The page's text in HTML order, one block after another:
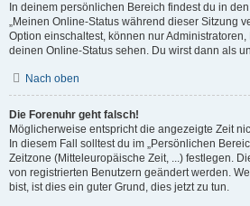
In deinem persönlichen Bereich findest du in
„Meinen Online-Status während dieser Sitzung
Option einschaltest, können nur
deinen Online-Status sehen. Du wirst dann als
Nach oben
Die Forenuhr geht falsch!
Möglicherweise entspricht die angezeigte Zeit
In diesem Fall solltest du im „Persönlichen
Zeitzone (Mitteleuropäische Zeit, ...) festlegen.
von registrierten Benutzern geändert werden.
bist, ist dies ein guter Grund, dies jetzt zu tun.